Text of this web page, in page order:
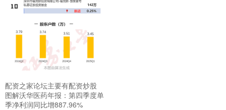
配资之家论坛主要有配资炒股
图解沃华医药年报：第四季度单
季净利润同比增887.96%